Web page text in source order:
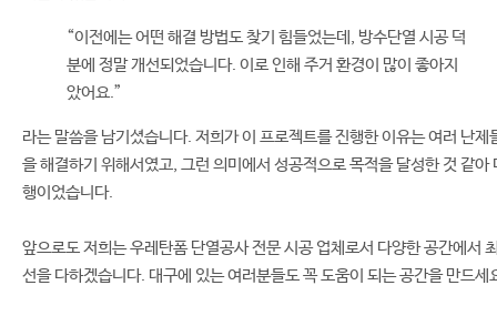
“이전에는 어떤 해결 방법도 찾기 힘들었는데, 방수단열 시공 덕
분에 정말 개선되었습니다. 이로 인해 주거 환경이 많이 좋아지
았어요.”
라는 말씀을 남기셨습니다. 저희가 이 프로젝트를 진행한 이유는 여러 난제
을 해결하기 위해서였고, 그런 의미에서 성공적으로 목적을 달성한 것 같아
행이었습니다.
앞으로도 저희는 우레탄폼 단열공사 전문 시공 업체로서 다양한 공간에서
선을 다하겠습니다. 대구에 있는 여러분들도 꼭 도움이 되는 공간을 만드세